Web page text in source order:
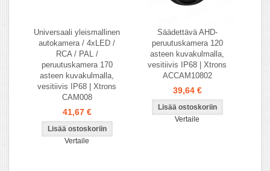
Universaali yleismallinen
autokamera / 4xLED /
RCA / PAL /
peruutuskamera 170
asteen kuvakulmalla,
vesitiivis IP68 | Xtrons
CAM008
41,67 €
Vertaile
Säädettävä AHD-
peruutuskamera 120
asteen kuvakulmalla,
vesitiivis IP68 | Xtrons
ACCAM10802
39,64 €
Vertaile